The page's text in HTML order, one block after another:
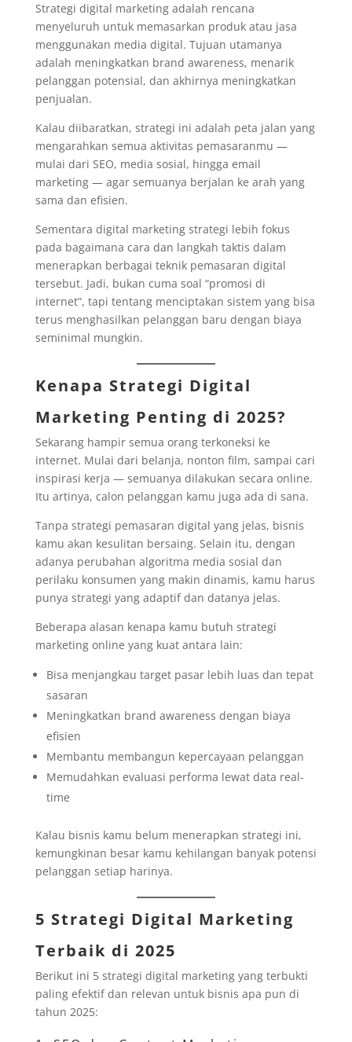
Strategi digital marketing adalah rencana
menyeluruh untuk memasarkan produk atau jasa
menggunakan media digital. Tujuan utamanya
adalah meningkatkan brand awareness, menarik
pelanggan potensial, dan akhirnya meningkatkan
penjualan.
Kalau diibaratkan, strategi ini adalah peta jalan yang
mengarahkan semua aktivitas pemasaranmu —
mulai dari SEO, media sosial, hingga email
marketing — agar semuanya berjalan ke arah yang
sama dan efisien.
Sementara digital marketing strategi lebih fokus
pada bagaimana cara dan langkah taktis dalam
menerapkan berbagai teknik pemasaran digital
tersebut. Jadi, bukan cuma soal “promosi di
internet”, tapi tentang menciptakan sistem yang bisa
terus menghasilkan pelanggan baru dengan biaya
seminimal mungkin.
Kenapa Strategi Digital
Marketing Penting di 2025?
Sekarang hampir semua orang terkoneksi ke
internet. Mulai dari belanja, nonton film, sampai cari
inspirasi kerja — semuanya dilakukan secara online.
Itu artinya, calon pelanggan kamu juga ada di sana.
Tanpa strategi pemasaran digital yang jelas, bisnis
kamu akan kesulitan bersaing. Selain itu, dengan
adanya perubahan algoritma media sosial dan
perilaku konsumen yang makin dinamis, kamu harus
punya strategi yang adaptif dan datanya jelas.
Beberapa alasan kenapa kamu butuh strategi
marketing online yang kuat antara lain:
Bisa menjangkau target pasar lebih luas dan tepat
sasaran
Meningkatkan brand awareness dengan biaya
efisien
Membantu membangun kepercayaan pelanggan
Memudahkan evaluasi performa lewat data real-
time
Kalau bisnis kamu belum menerapkan strategi ini,
kemungkinan besar kamu kehilangan banyak potensi
pelanggan setiap harinya.
5 Strategi Digital Marketing
Terbaik di 2025
Berikut ini 5 strategi digital marketing yang terbukti
paling efektif dan relevan untuk bisnis apa pun di
tahun 2025: